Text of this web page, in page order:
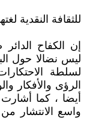
للثقافة النقدية
إن الكفاح
ليس نضالا حول
لسلطة
الرؤى والأفكار
أيضا ، كما